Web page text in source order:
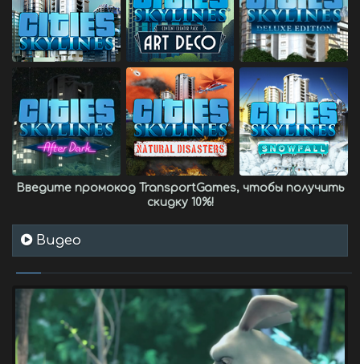
Введите промокод TransportGames, чтобы получить
скидку 10%!
Видео